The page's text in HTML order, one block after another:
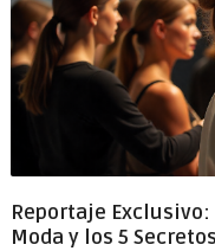
Reportaje
Moda y los 5